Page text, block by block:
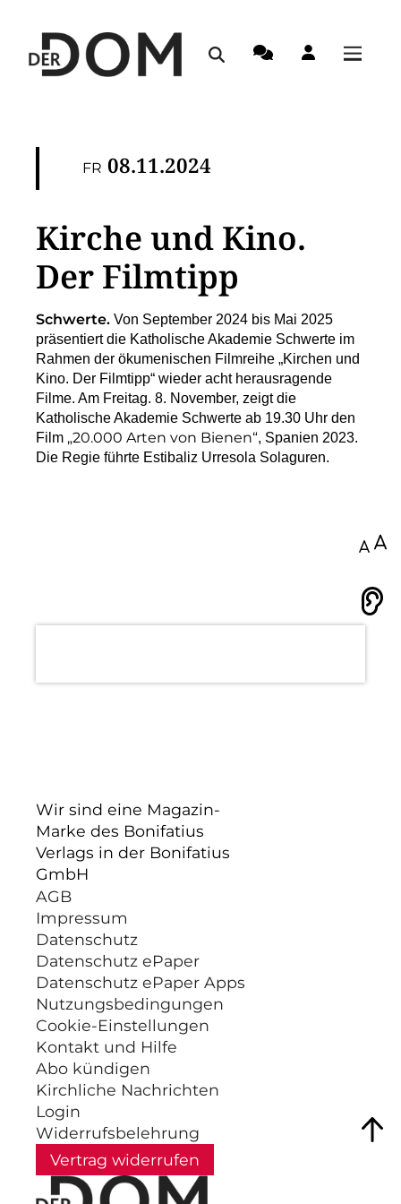
FR 08.11.2024
Kirche und Kino.
Der Filmtipp
Schwerte. Von September 2024 bis Mai 2025
präsentiert die Katholische Akademie Schwerte im
Rahmen der ökumenischen Filmreihe „Kirchen und
Kino. Der Filmtipp“ wieder acht herausragende
Filme. Am Freitag. 8. November, zeigt die
Katholische Akademie Schwerte ab 19.30 Uhr den
Film „20.000 Arten von Bienen“, Spanien 2023.
Die Regie führte Estibaliz Urresola Solaguren.
Wir sind eine Magazin-
Marke des Bonifatius
Verlags in der Bonifatius
GmbH
AGB
Impressum
Datenschutz
Datenschutz ePaper
Datenschutz ePaper Apps
Nutzungsbedingungen
Cookie-Einstellungen
Kontakt und Hilfe
Abo kündigen
Kirchliche Nachrichten
Login
Widerrufsbelehrung
Vertrag widerrufen